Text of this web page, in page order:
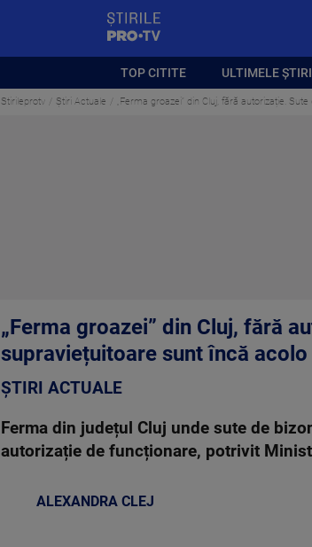
TOP CITITE ULTIMELE ȘTIRI
Stirileprotv Știri Actuale „Ferma groazei” din Cluj, fără autorizație.
„Ferma groazei” din Cluj, fără
supraviețuitoare sunt încă acolo
ȘTIRI ACTUALE
Ferma din județul Cluj unde sute de
autorizație de funcționare, potrivit
ALEXANDRA CLEJ